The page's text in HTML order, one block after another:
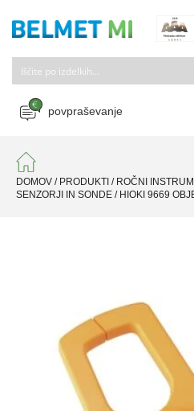
povpraševanje
DOMOV / PRODUKTI / ROČNI
SENZORJI IN SONDE / HIOKI 9669